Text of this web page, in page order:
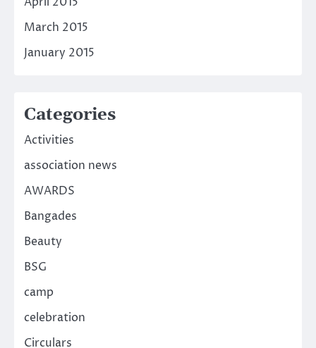
March 2015
January 2015
Categories
Activities
association news
AWARDS
Bangades
Beauty
BSG
camp
celebration
Circulars